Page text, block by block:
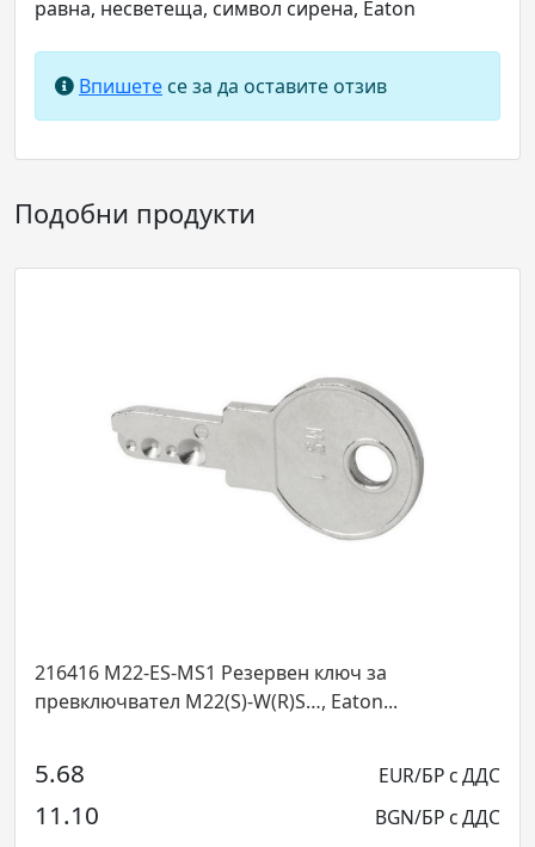
равна, несветеща, символ сирена, Eaton
Впишете се за да оставите отзив
Подобни продукти
M22-ES-MS1 Резервен ключ за
M22(S)-W(R)S…, Eaton...
EUR/БР с ДДС
BGN/БР с ДДС
9.25
18.10